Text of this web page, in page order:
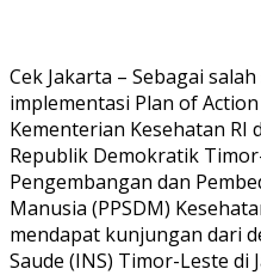
Cek Jakarta – Sebagai
implementasi Plan of
Kementerian Kesehatan RI
Republik Demokratik
Pengembangan dan
Manusia (PPSDM)
mendapat kunjungan dari
Saude (INS) Timor-Leste di